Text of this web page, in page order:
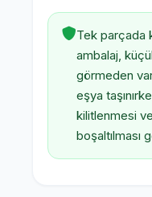
Tek parçada
ambalaj,
görmeden
eşya
kilitlenmesi
boşaltılması